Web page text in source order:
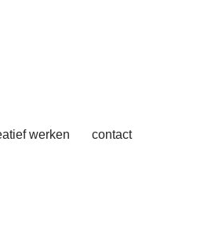
werken contact